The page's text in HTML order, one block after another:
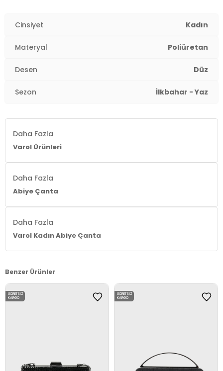
Cinsiyet Kadın
Materyal Poliüretan
Desen Düz
Sezon İlkbahar - Yaz
Daha Fazla
Varol Ürünleri
Daha Fazla
Abiye Çanta
Daha Fazla
Varol Kadın Abiye Çanta
Benzer Ürünler
ÜCRETSIZ
KARGO
ÜCRETSIZ
KARGO